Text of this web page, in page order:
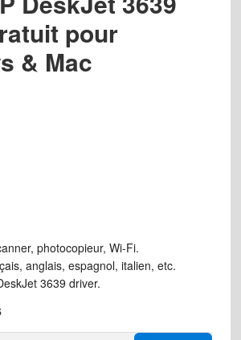
pour
& Mac
photocopieur, Wi-Fi.
anglais, espagnol, italien, etc.
3639 driver.